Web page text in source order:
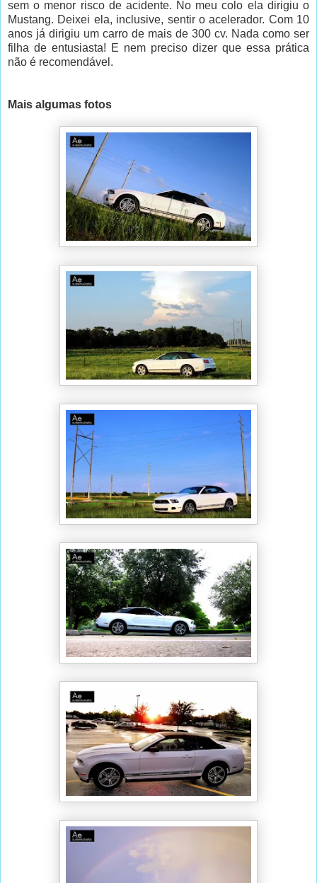
sem o menor risco de acidente. No meu colo ela dirigiu o
Mustang. Deixei ela, inclusive, sentir o acelerador. Com 10
anos já dirigiu um carro de mais de 300 cv. Nada como ser
filha de entusiasta! E nem preciso dizer que essa prática
não é recomendável.
Mais algumas fotos